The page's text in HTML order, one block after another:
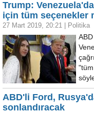
Trump:
için tüm seçenekler
27 Mart 2019, 20:21 Politika
ABD'li Ford,
sonlandıracak